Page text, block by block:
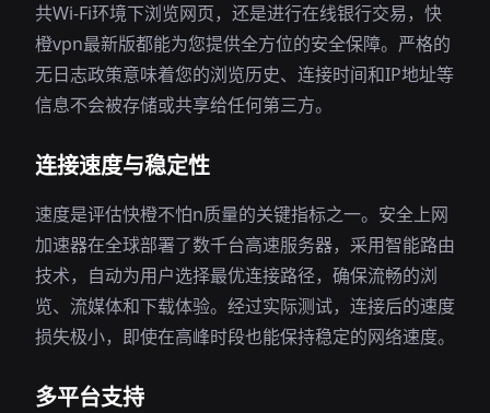
共Wi-Fi环境下浏览网页，还是进行在线银行交易，快
橙vpn最新版都能为您提供全方位的安全保障。严格的
无日志政策意味着您的浏览历史、连接时间和IP地址等
信息不会被存储或共享给任何第三方。
连接速度与稳定性
速度是评估快橙不怕n质量的关键指标之一。安全上网
加速器在全球部署了数千台高速服务器，采用智能路由
技术，自动为用户选择最优连接路径，确保流畅的浏
览、流媒体和下载体验。经过实际测试，连接后的速度
损失极小，即使在高峰时段也能保持稳定的网络速度。
多平台支持